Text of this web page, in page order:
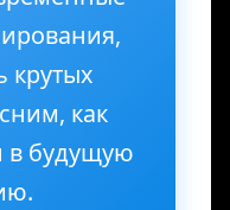
крутых
как
в будущую